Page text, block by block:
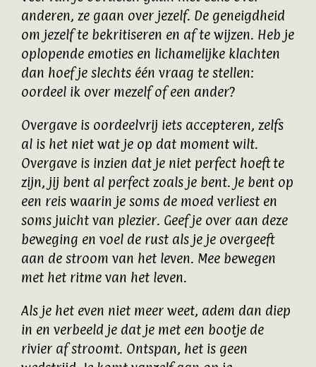
anderen, ze gaan over jezelf. De geneigdheid
om jezelf te bekritiseren en af te wijzen. Heb je
oplopende emoties en lichamelijke klachten
dan hoef je slechts één vraag te stellen:
oordeel ik over mezelf of een ander?
Overgave is oordeelvrij iets accepteren, zelfs
al is het niet wat je op dat moment wilt.
Overgave is inzien dat je niet perfect hoeft te
zijn, jij bent al perfect zoals je bent. Je bent op
een reis waarin je soms de moed verliest en
soms juicht van plezier. Geef je over aan deze
beweging en voel de rust als je je overgeeft
aan de stroom van het leven. Mee bewegen
met het ritme van het leven.
Als je het even niet meer weet, adem dan diep
in en verbeeld je dat je met een bootje de
rivier af stroomt. Ontspan, het is geen